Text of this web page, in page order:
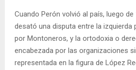
Cuando Perón volvió al país, luego
desató una disputa entre la izquierda
por Montoneros, y la ortodoxia o
encabezada por las organizaciones
representada en la figura de López